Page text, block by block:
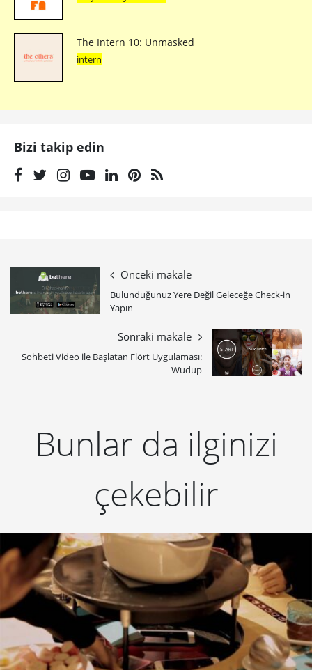
The Intern 10: Unmasked
intern
Bizi takip edin
Önceki makale
Bulunduğunuz Yere Değil Geleceğe Check-in
Yapın
Sonraki makale
Sohbeti Video ile Başlatan Flört Uygulaması:
Wudup
Bunlar da ilginizi
çekebilir